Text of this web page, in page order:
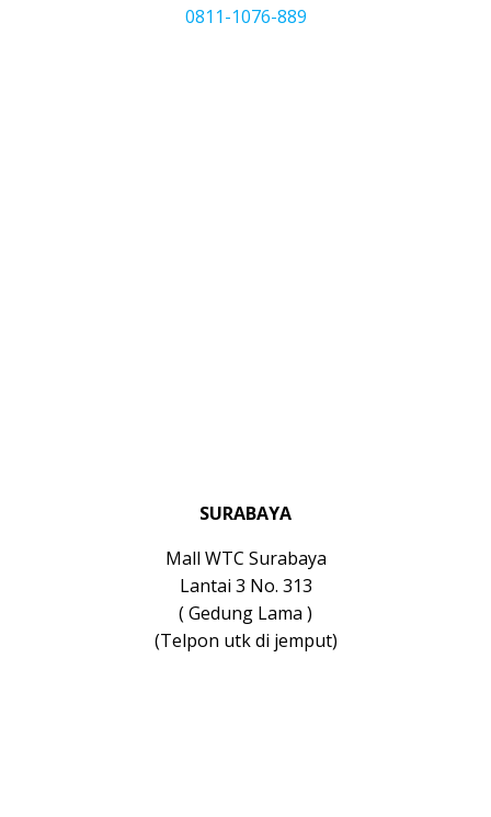
0811-1076-889
SURABAYA
Mall WTC Surabaya
Lantai 3 No. 313
( Gedung Lama )
(Telpon utk di jemput)